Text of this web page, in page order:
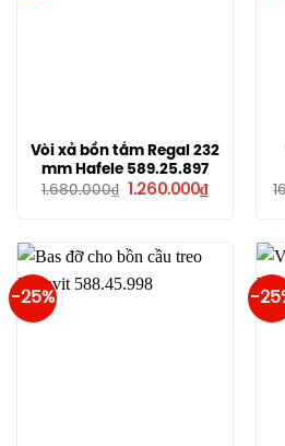
Vòi xả bồn tắm Regal 232
mm Hafele 589.25.897
1.680.000₫ Giá
1.260.000₫Giá
1.260.000₫.
-25% -